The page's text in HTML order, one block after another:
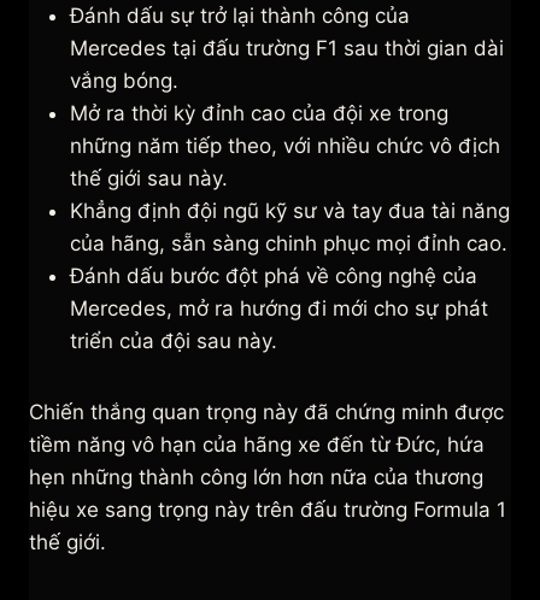
Đánh dấu sự trở lại thành công của
Mercedes tại đấu trường F1 sau thời gian dài
vắng bóng.
Mở ra thời kỳ đỉnh cao của đội xe trong
những năm tiếp theo, với nhiều chức vô địch
thế giới sau này.
Khẳng định đội ngũ kỹ sư và tay đua tài năng
của hãng, sẵn sàng chinh phục mọi đỉnh cao.
Đánh dấu bước đột phá về công nghệ của
Mercedes, mở ra hướng đi mới cho sự phát
triển của đội sau này.
Chiến thắng quan trọng này đã chứng minh được
tiềm năng vô hạn của hãng xe đến từ Đức, hứa
hẹn những thành công lớn hơn nữa của thương
hiệu xe sang trọng này trên đấu trường Formula 1
thế giới.